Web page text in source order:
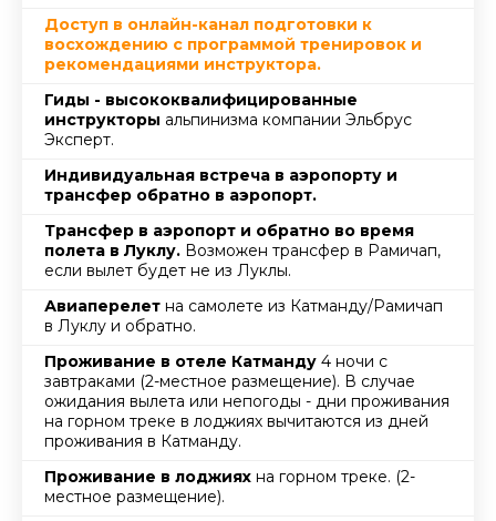
Доступ в онлайн-канал подготовки к
восхождению с программой тренировок и
рекомендациями инструктора.
Гиды - высококвалифицированные
инструкторы альпинизма компании Эльбрус
Эксперт.
Индивидуальная встреча в аэропорту и
трансфер обратно в аэропорт.
Трансфер в аэропорт и обратно во время
полета в Луклу. Возможен трансфер в Рамичап,
если вылет будет не из Луклы.
Авиаперелет на самолете из Катманду/Рамичап
в Луклу и обратно.
Проживание в отеле Катманду 4 ночи с
завтраками (2-местное размещение). В случае
ожидания вылета или непогоды - дни проживания
на горном треке в лоджиях вычитаются из дней
проживания в Катманду.
Проживание в лоджиях на горном треке. (2-
местное размещение).